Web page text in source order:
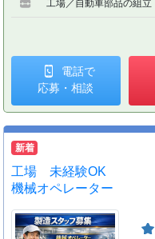
工場／自動車部品の組立
電話で
応募・相談
新着
工場 未経験OK
機械オペレーター